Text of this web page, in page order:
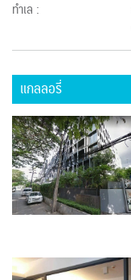
ทำเล :
แกลลอรี่